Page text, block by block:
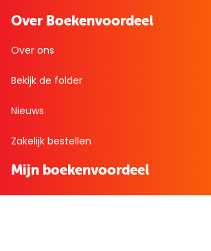
Over Boekenvoordeel
Over ons
Bekijk de folder
Nieuws
Zakelijk bestellen
Mijn boekenvoordeel
Bestellingen